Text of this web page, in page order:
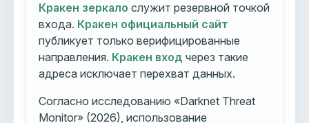
Кракен зеркало служит резервной точкой
входа. Кракен официальный сайт
публикует только верифицированные
направления. Кракен вход через такие
адреса исключает перехват данных.
Согласно исследованию «Darknet Threat
Monitor» (2026), использование